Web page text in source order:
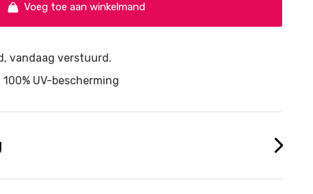
Voeg toe aan winkelmand
vandaag verstuurd.
UV-bescherming